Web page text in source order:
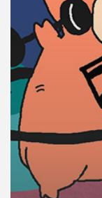
เพลง
บทความ
ข่าว
และ
กิจกรรม